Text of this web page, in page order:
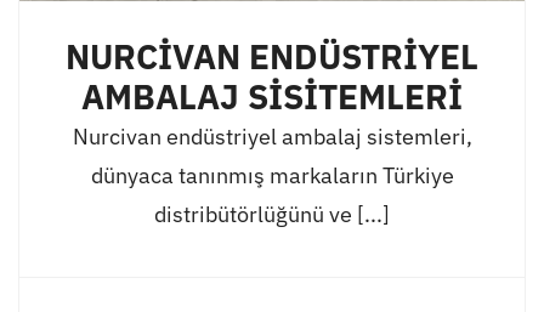
NURCİVAN ENDÜSTRİYEL
AMBALAJ SİSİTEMLERİ
Nurcivan endüstriyel ambalaj sistemleri,
dünyaca tanınmış markaların Türkiye
distribütörlüğünü ve [...]